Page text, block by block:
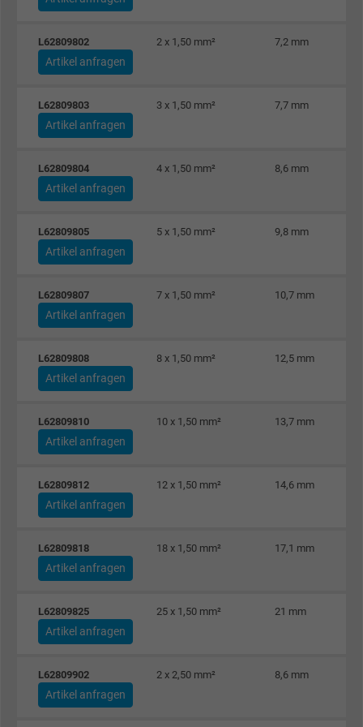
zu registrieren und zu melden.
Name test_cookie, Google DoubleClick
Anbieter Google LLC
Laufzeit 15 Minuten
Enthält eine zufällig generierte Benutzer-ID.
Mithilfe dieser ID kann Google den Nutzer
domänenübergreifend erkennen und
personalisierte Werbung anzeigen.
Name
bkdwCNfVtWgQ67qT8AM,49021628980,
Google Ad Conversion Tracking
Anbieter Google LLC, Google Ads
Zweck Dies ist ein Conversion Tracking-Service.
Name
Laufzeit Persistent
Zweck Dies ist ein Conversion Tracking-Service.
Anbieter Google LLC
L62809802 2 x 1,50 mm² 7,2 mm
Artikel anfragen
L62809803 3 x 1,50 mm² 7,7 mm
Artikel anfragen
L62809804 4 x 1,50 mm² 8,6 mm
Artikel anfragen
L62809805 5 x 1,50 mm² 9,8 mm
Artikel anfragen
L62809807 7 x 1,50 mm² 10,7 mm
Artikel anfragen
L62809808 8 x 1,50 mm² 12,5 mm
Artikel anfragen
L62809810 10 x 1,50 mm² 13,7 mm
Artikel anfragen
L62809812 12 x 1,50 mm² 14,6 mm
Artikel anfragen
L62809818 18 x 1,50 mm² 17,1 mm
Artikel anfragen
L62809825 25 x 1,50 mm² 21 mm
Artikel anfragen
L62809902 2 x 2,50 mm² 8,6 mm
Artikel anfragen